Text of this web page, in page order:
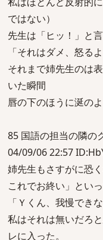
ではない）
先生は「ヒッ！」と
「それはダメ、怒る
それまで姉先生のは
いた瞬間
唇の下のほうに涎の
85 国語の担当の隣
04/09/06 22:57
姉先生もさすがに恐
これでお終い」とい
「Ｙくん、我慢でき
私はそれは無いだろ
レに入った。